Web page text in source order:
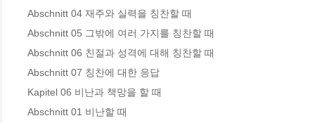
Abschnitt 04 재주와 실력을 칭찬할 때
Abschnitt 05 그밖에 여러 가지를 칭찬할 때
Abschnitt 06 친절과 성격에 대해 칭찬할 때
Abschnitt 07 칭찬에 대한 응답
Kapitel 06 비난과 책망을 할 때
Abschnitt 01 비난할 때